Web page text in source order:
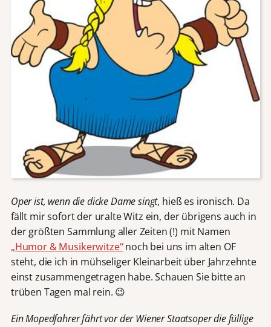
Oper ist, wenn die dicke Dame singt, hieß es ironisch. Da
fällt mir sofort der uralte Witz ein, der übrigens auch in
der größten Sammlung aller Zeiten (!) mit Namen
„Humor & Musikerwitze“noch bei uns im alten OF
steht, die ich in mühseliger Kleinarbeit über Jahrzehnte
einst zusammengetragen habe. Schauen Sie bitte an
trüben Tagen mal rein. 😉
Ein Mopedfahrer fährt vor der Wiener Staatsoper die füllige